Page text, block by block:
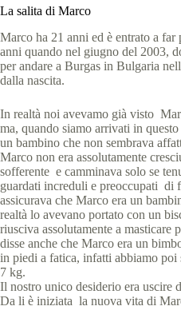
La salita di Marco
Marco ha 21 anni ed è entrato a far
anni quando nel giugno del 2003,
per andare a Burgas in Bulgaria
dalla nascita.
In realtà noi avevamo già visto
ma, quando siamo arrivati in
un bambino che non sembrava
Marco non era assolutamente
sofferente e camminava solo se
guardati increduli e preoccupati di
assicurava che Marco era un
realtà lo avevano portato con un
riusciva assolutamente a masticare
disse anche che Marco era un
in piedi a fatica, infatti abbiamo poi
7 kg.
Il nostro unico desiderio era uscire
Da li è iniziata la nuova vita di